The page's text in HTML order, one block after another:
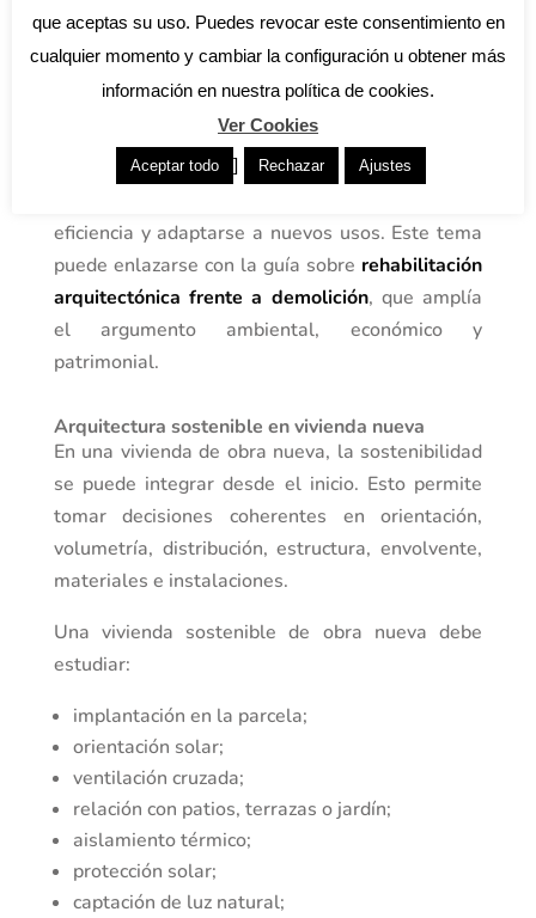
el inmueble sea técnicamente viable. Aprovechar
estructura, cimentación, cerramientos o
materiales reduce residuos y conserva parte de
la energía incorporada en el edificio.
Por eso, antes de demoler, conviene estudiar si
eficiencia y adaptarse a nuevos usos. Este tema
puede enlazarse con la guía sobre rehabilitación
arquitectónica frente a demolición, que amplía
el argumento ambiental, económico y
patrimonial.
Arquitectura sostenible en vivienda nueva
En una vivienda de obra nueva, la sostenibilidad
se puede integrar desde el inicio. Esto permite
tomar decisiones coherentes en orientación,
volumetría, distribución, estructura, envolvente,
materiales e instalaciones.
Una vivienda sostenible de obra nueva debe
estudiar:
implantación en la parcela;
orientación solar;
ventilación cruzada;
relación con patios, terrazas o jardín;
aislamiento térmico;
protección solar;
captación de luz natural;
que aceptas su uso. Puedes revocar este consentimiento en
cualquier momento y cambiar la configuración u obtener más
información en nuestra política de cookies.
Ver Cookies
Aceptar todo ] Rechazar Ajustes